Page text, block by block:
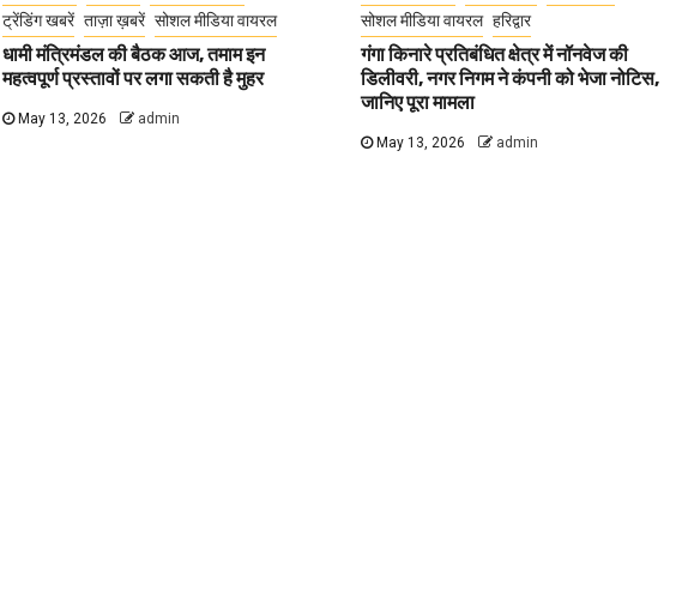
ट्रेंडिंग खबरें ताज़ा ख़बरें सोशल मीडिया वायरल
धामी मंत्रिमंडल की बैठक आज, तमाम इन
महत्वपूर्ण प्रस्तावों पर लगा सकती है मुहर
May 13, 2026 admin
सोशल मीडिया वायरल हरिद्वार
गंगा किनारे प्रतिबंधित क्षेत्र में नॉनवेज की
डिलीवरी, नगर निगम ने कंपनी को भेजा नोटिस,
जानिए पूरा मामला
May 13, 2026 admin